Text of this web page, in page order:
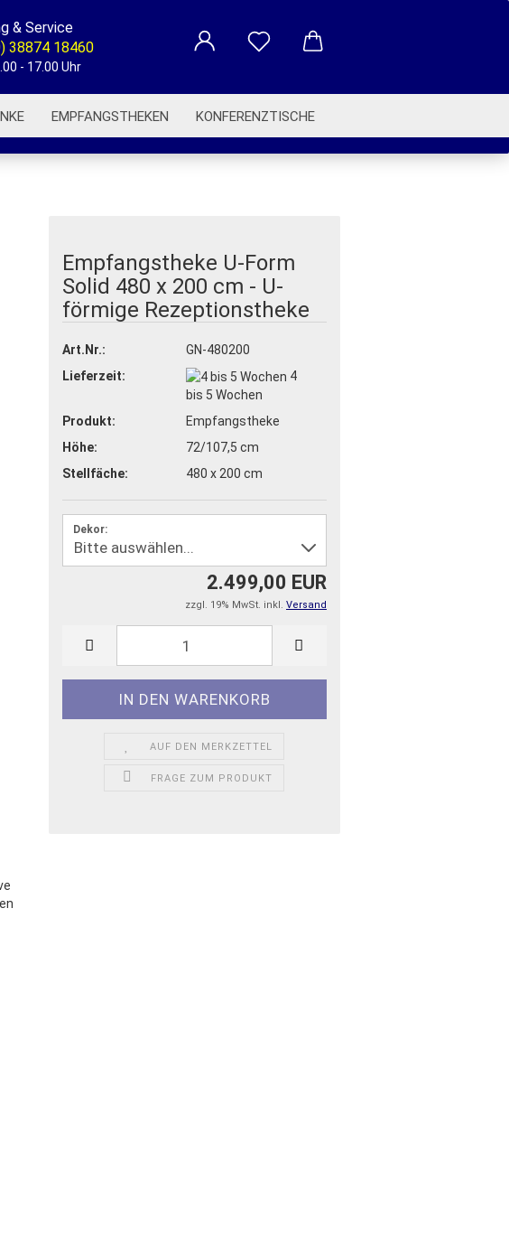
& Service
38874 18460
- 17.00 Uhr
EMPFANGSTHEKEN KONFERENZTISCHE
BETRIEBSAUSSTATTUNG
Empfangstheke U-Form
Solid 480 x 200 cm - U-
förmige Rezeptionstheke
Art.Nr.:
GN-480200
Lieferzeit:
4
bis 5 Wochen
Produkt:
Empfangstheke
Höhe:
72/107,5 cm
Stellfäche:
480 x 200 cm
Dekor:
2.499,00 EUR
zzgl. 19% MwSt. inkl. Versand
AUF DEN MERKZETTEL
FRAGE ZUM PRODUKT